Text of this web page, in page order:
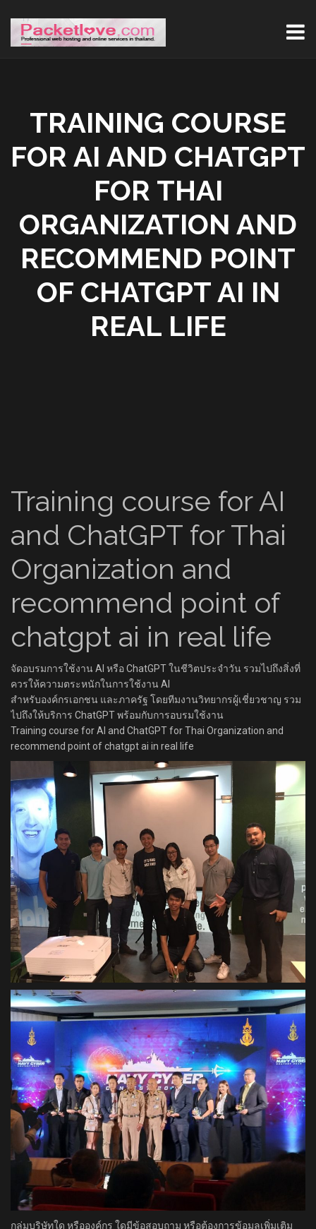
TRAINING COURSE
FOR AI AND CHATGPT
FOR THAI
ORGANIZATION AND
RECOMMEND POINT
OF CHATGPT AI IN
REAL LIFE
Training course for AI
and ChatGPT for Thai
Organization and
recommend point of
chatgpt ai in real life
จัดอบรมการใช้งาน AI หรือ ChatGPT ในชีวิตประจำวัน รวมไปถึงสิ่งที่
ควรให้ความตระหนักในการใช้งาน AI
สำหรับองค์กรเอกชน และภาครัฐ​​ โดยทีมงานวิทยากรผู้เชี่ยวชาญ รวม
ไปถึงให้บริการ ChatGPT พร้อมกับการอบรมใช้งาน
Training course for AI and ChatGPT for Thai Organization and
recommend point of chatgpt ai in real life
กลุ่มบริษัทใด หรือองค์กร ใดมีข้อสอบถาม หรือต้องการข้อมูลเพิ่มเติม